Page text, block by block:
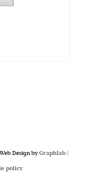
Design byGraphlab|
policy